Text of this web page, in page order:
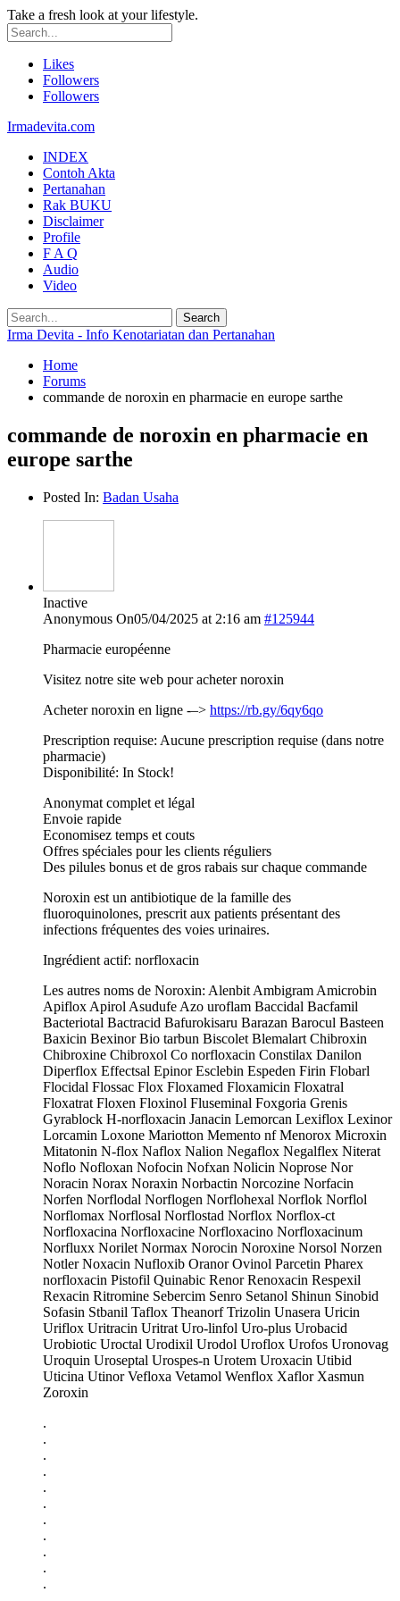
Take a fresh look at your lifestyle.
Likes
Followers
Followers
Irmadevita.com
INDEX
Contoh Akta
Pertanahan
Rak BUKU
Disclaimer
Profile
F A Q
Audio
Video
Irma Devita - Info Kenotariatan dan Pertanahan
Home
Forums
commande de noroxin en pharmacie en europe sarthe
commande de noroxin en pharmacie en
europe sarthe
Posted In: Badan Usaha
Inactive
Anonymous On05/04/2025 at 2:16 am #125944
Pharmacie européenne
Visitez notre site web pour acheter noroxin
Acheter noroxin en ligne -–> https://rb.gy/6qy6qo
Prescription requise: Aucune prescription requise (dans notre
pharmacie)
Disponibilité: In Stock!
Anonymat complet et légal
Envoie rapide
Economisez temps et couts
Offres spéciales pour les clients réguliers
Des pilules bonus et de gros rabais sur chaque commande
Noroxin est un antibiotique de la famille des
fluoroquinolones, prescrit aux patients présentant des
infections fréquentes des voies urinaires.
Ingrédient actif: norfloxacin
Les autres noms de Noroxin: Alenbit Ambigram Amicrobin
Apiflox Apirol Asudufe Azo uroflam Baccidal Bacfamil
Bacteriotal Bactracid Bafurokisaru Barazan Barocul Basteen
Baxicin Bexinor Bio tarbun Biscolet Blemalart Chibroxin
Chibroxine Chibroxol Co norfloxacin Constilax Danilon
Diperflox Effectsal Epinor Esclebin Espeden Firin Flobarl
Flocidal Flossac Flox Floxamed Floxamicin Floxatral
Floxatrat Floxen Floxinol Fluseminal Foxgoria Grenis
Gyrablock H-norfloxacin Janacin Lemorcan Lexiflox Lexinor
Lorcamin Loxone Mariotton Memento nf Menorox Microxin
Mitatonin N-flox Naflox Nalion Negaflox Negalflex Niterat
Noflo Nofloxan Nofocin Nofxan Nolicin Noprose Nor
Noracin Norax Noraxin Norbactin Norcozine Norfacin
Norfen Norflodal Norflogen Norflohexal Norflok Norflol
Norflomax Norflosal Norflostad Norflox Norflox-ct
Norfloxacina Norfloxacine Norfloxacino Norfloxacinum
Norfluxx Norilet Normax Norocin Noroxine Norsol Norzen
Notler Noxacin Nufloxib Oranor Ovinol Parcetin Pharex
norfloxacin Pistofil Quinabic Renor Renoxacin Respexil
Rexacin Ritromine Sebercim Senro Setanol Shinun Sinobid
Sofasin Stbanil Taflox Theanorf Trizolin Unasera Uricin
Uriflox Uritracin Uritrat Uro-linfol Uro-plus Urobacid
Urobiotic Uroctal Urodixil Urodol Uroflox Urofos Uronovag
Uroquin Uroseptal Urospes-n Urotem Uroxacin Utibid
Uticina Utinor Vefloxa Vetamol Wenflox Xaflor Xasmun
Zoroxin
.
.
.
.
.
.
.
.
.
.
.